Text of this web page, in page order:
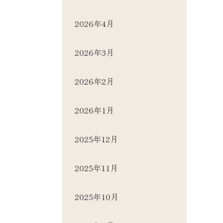
2026年4月
2026年3月
2026年2月
2026年1月
2025年12月
2025年11月
2025年10月